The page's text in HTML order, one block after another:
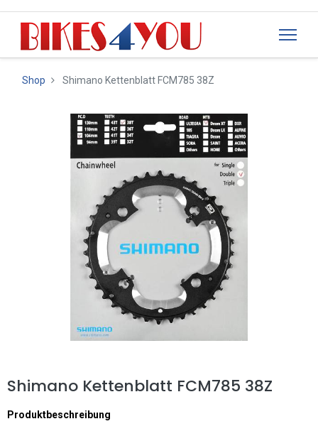
Shop Shimano Kettenblatt FCM785 38Z
Shimano Kettenblatt FCM785 38Z
Produktbeschreibung